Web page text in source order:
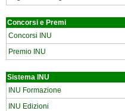
Concorsi e Premi
Concorsi INU
Premio INU
Sistema INU
INU Formazione
INU Edizioni